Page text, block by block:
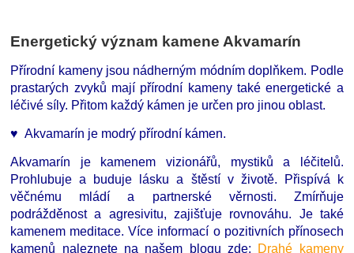
Energetický význam kamene Akvamarín
Přírodní kameny jsou nádherným módním doplňkem. Podle
prastarých zvyků mají přírodní kameny také energetické a
léčivé síly. Přitom každý kámen je určen pro jinou oblast.
♥ Akvamarín je modrý přírodní kámen.
Akvamarín je kamenem vizionářů, mystiků a léčitelů.
Prohlubuje a buduje lásku a štěstí v životě. Přispívá k
věčnému mládí a partnerské věrnosti. Zmírňuje
podrážděnost a agresivitu, zajišťuje rovnováhu. Je také
kamenem meditace. Více informací o pozitivních přínosech
kamenů naleznete na našem blogu zde: Drahé kameny